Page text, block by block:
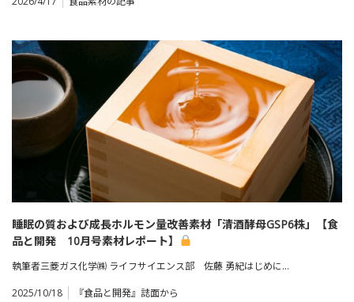
睡眠の質および成長ホルモン量改善素材「清酒酵母GSP6株」【食
品と開発 10月号素材レポート】
執筆者三菱ガス化学㈱ ライフサイエンス部 佐藤 勇紀はじめに…
2025/10/18
『食品と開発』誌面から